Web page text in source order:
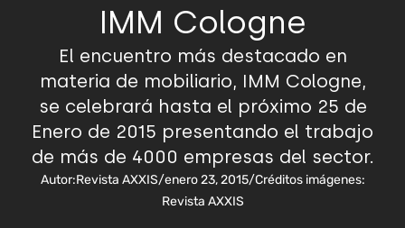
IMM Cologne
El encuentro más destacado en
materia de mobiliario, IMM Cologne,
se celebrará hasta el próximo 25 de
Enero de 2015 presentando el trabajo
de más de 4000 empresas del sector.
Autor:Revista AXXIS/enero 23, 2015/Créditos imágenes:
Revista AXXIS